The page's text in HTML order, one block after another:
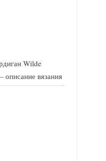
Wilde
вязания